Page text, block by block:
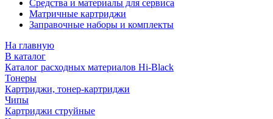
Средства и материалы для сервиса
Матричные картриджи
Заправочные наборы и комплекты
На главную
В каталог
Каталог расходных материалов Hi-Black
Тонеры
Картриджи, тонер-картриджи
Чипы
Картриджи струйные